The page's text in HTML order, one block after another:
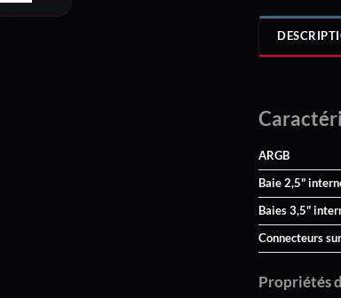
ARGB
Baie 2,5"
Baies 3,5"
Connecteurs
Propriétés